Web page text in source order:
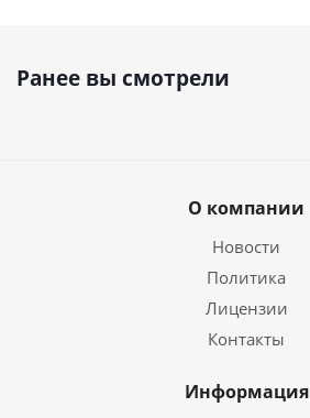
Ранее вы смотрели
О компании
Новости
Политика
Лицензии
Контакты
Информация